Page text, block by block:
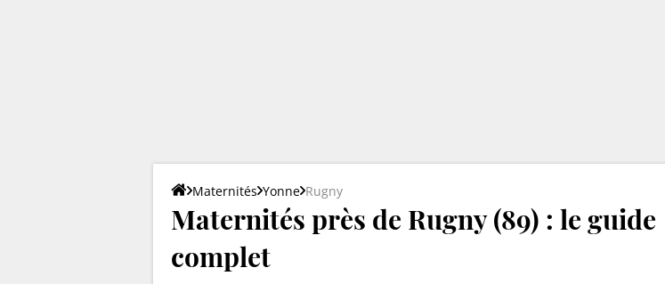
Maternités Yonne Rugny
Maternités près de Rugny (89) : le guide
complet